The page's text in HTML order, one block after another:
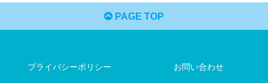
PAGE TOP
プライバシーポリシー お問い合わせ